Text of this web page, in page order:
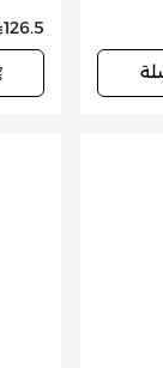
126.5